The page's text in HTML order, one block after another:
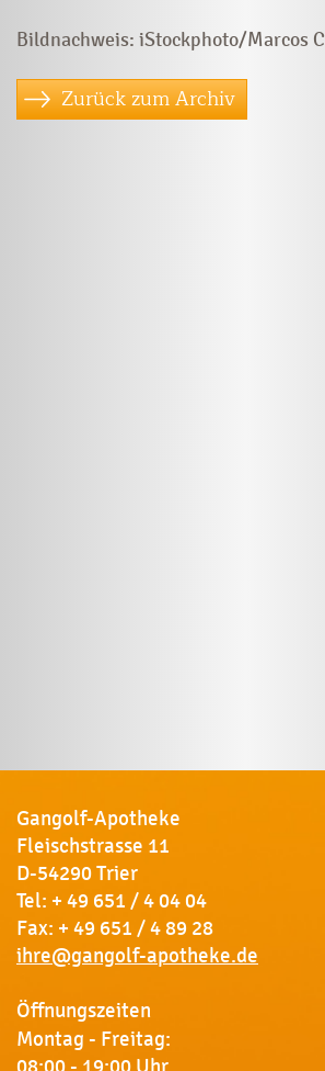
Bildnachweis: iStockphoto/Marcos
Zurück zum Archiv
Gangolf-Apotheke
Fleischstrasse 11
D-54290 Trier
Tel: + 49 651 / 4 04 04
Fax: + 49 651 / 4 89 28
ihre@gangolf-apotheke.de
Öffnungszeiten
Montag - Freitag:
08:00 - 19:00 Uhr